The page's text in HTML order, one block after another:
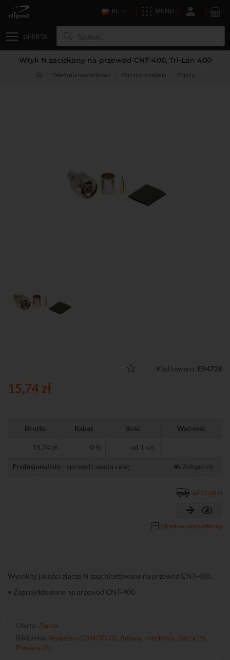
PL MENU
OFERTA
Wtyk N zaciskany na przewód CNT-400, Tri-Lan 400
Telefonia komórkowa Złącza i przejścia Złącza
Kod towaru: E84728
15,74 zł
Brutto Rabat Ilość Ważność
15,74 zł 0 % od 1 szt.
Profesjonalisto - sprawdź swoją cenę Zaloguj się
od 11,00 zł
Chwilowo niedostępny
Wysokiej jakości złącze N zaprojektowane na przewód CNT-400.
• Zaprojektowane na przewód CNT-400
Oferta: Złącza
Biblioteka: Repeatery GSM/3G (3) Anteny, konektory, złącza (4)
Pomiary (2)